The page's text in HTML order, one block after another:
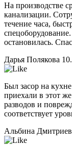
На производстве
канализации.
течение часа,
остановилась.
Дарья Полякова
Был засор на
приехали в этот
разводов и
соответствует
Альбина